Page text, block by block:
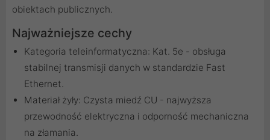
obiektach publicznych.
Najważniejsze cechy
Kategoria teleinformatyczna: Kat. 5e - obsługa
stabilnej transmisji danych w standardzie Fast
Ethernet.
Materiał żyły: Czysta miedź CU - najwyższa
przewodność elektryczna i odporność mechaniczna
na złamania.